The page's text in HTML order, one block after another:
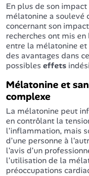
En plus de son
mélatonine a soulevé
concernant son
recherches ont mis
entre la mélatonine
des avantages dans
possibles effets
Mélatonine et
complexe
La mélatonine peut
en contrôlant la
l'inflammation, mais
d'une personne à
l'avis d'un
l'utilisation de la
préoccupations